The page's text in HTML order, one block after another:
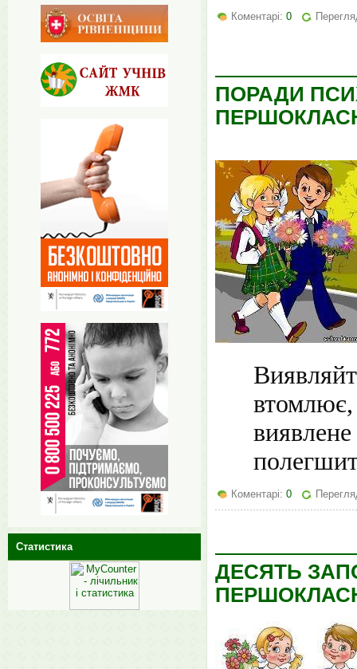
Коментарі: 0
ПОРАДИ
втомлює,
Коментарі: 0
ДЕСЯТЬ
Статистика